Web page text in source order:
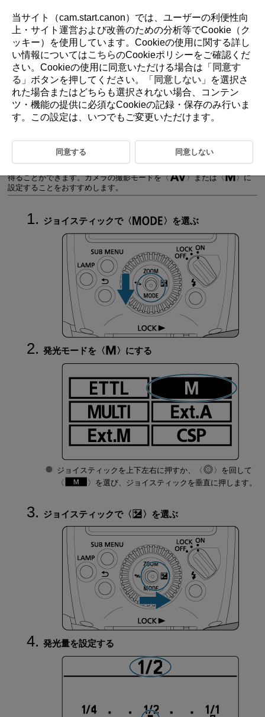
D393-023
マニュアル発光
FEメモリー機能でマニュアル発光の発光量を設定する方法
ることができます。
市販のフラッシュメーターを使用して発光量を決めると、正確な露出を
得ることができます。カメラの撮影モードを
または
に
設定することをおすすめします。
ジョイスティックで を選ぶ
発光モードを にする
ジョイスティックを上下左右に押すか、
を回して
を選び、ジョイスティックを垂直に押します。
ジョイスティックで を選ぶ
発光量を設定する
当サイト（cam.start.canon）では、ユーザーの利便性向
上・サイト運営および改善のための分析等でCookie（ク
ッキー）を使用しています。Cookieの使用に関する詳し
い情報についてはこちらのCookieポリシーをご確認くだ
さい。Cookieの使用に同意いただける場合は「 同意す
る 」ボタンを押してください。「 同意しない 」を選択さ
れた場合またはどちらも選択されない場合、コンテン
ツ・機能の提供に必須なCookieの記録・保存のみ行いま
す。この設定は、いつでもご変更いただけます。
同意する 同意しない